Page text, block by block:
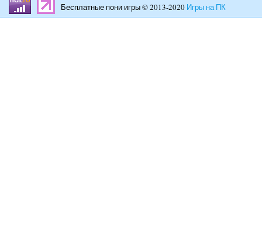
Бесплатные пони игры © 2013-2020 Игры на ПК